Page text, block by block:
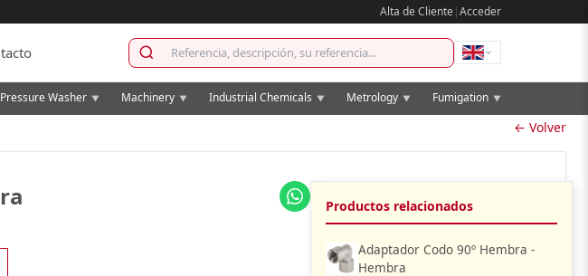
Alta de Cliente|Acceder
Pressure Washer ▼ Machinery ▼ Industrial Chemicals ▼ Metrology ▼ Fumigation ▼
← Volver
Productos relacionados
Adaptador Codo 90º Hembra -
Hembra